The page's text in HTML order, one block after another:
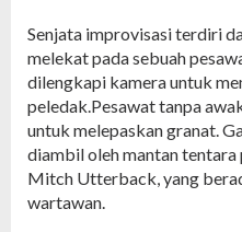
Senjata improvisasi terdiri
melekat pada sebuah
dilengkapi kamera untuk
peledak.Pesawat tanpa
untuk melepaskan granat.
diambil oleh mantan tentara
Mitch Utterback, yang
wartawan.